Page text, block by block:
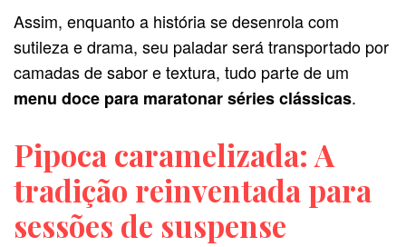
Assim, enquanto a história se desenrola com
sutileza e drama, seu paladar será transportado por
camadas de sabor e textura, tudo parte de um
menu doce para maratonar séries clássicas.
Pipoca caramelizada: A
tradição reinventada para
sessões de suspense